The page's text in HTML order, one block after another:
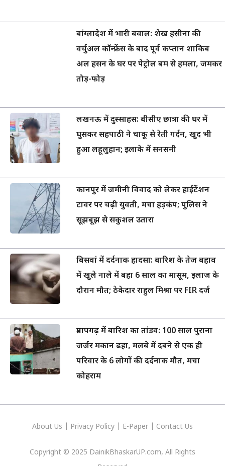
बांग्लादेश में भारी बवाल: शेख हसीना की
वर्चुअल कॉन्फ्रेंस के बाद पूर्व कप्तान शाकिब
अल हसन के घर पर पेट्रोल बम से हमला, जमकर
तोड़-फोड़
लखनऊ में दुस्साहस: बीसीए छात्रा की घर में
घुसकर सहपाठी ने चाकू से रेती गर्दन, खुद भी
हुआ लहूलुहान; इलाके में सनसनी
कानपुर में जमीनी विवाद को लेकर हाईटेंशन
टावर पर चढ़ी युवती, मचा हड़कंप; पुलिस ने
सूझबूझ से सकुशल उतारा
बिसवां में दर्दनाक हादसा: बारिश के तेज बहाव
में खुले नाले में बहा 6 साल का मासूम, इलाज के
दौरान मौत; ठेकेदार राहुल मिश्रा पर FIR दर्ज
प्रतापगढ़ में बारिश का तांडव: 100 साल पुराना
जर्जर मकान ढहा, मलबे में दबने से एक ही
परिवार के 6 लोगों की दर्दनाक मौत, मचा
कोहराम
About Us Privacy Policy E-Paper Contact Us
Copyright © 2025 DainikBhaskarUP.com, All Rights